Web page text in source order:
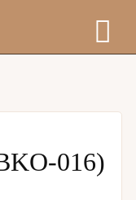
016)